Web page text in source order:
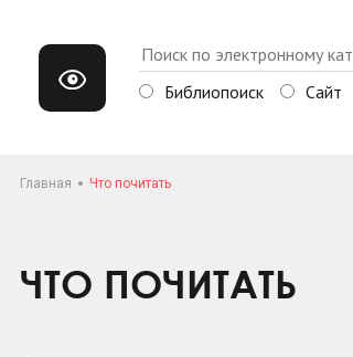
Библиопоиск Сайт
Главная Что почитать
ЧТО ПОЧИТАТЬ